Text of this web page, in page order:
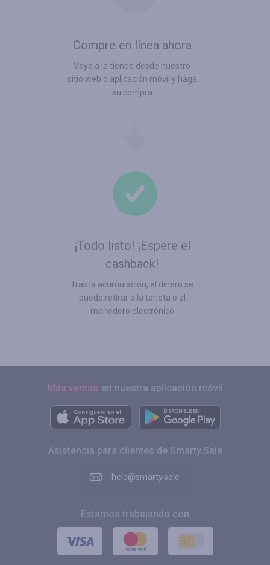
Compre en línea ahora
Vaya a la tienda desde nuestro
sitio web o aplicación móvil y haga
su compra
¡Todo listo! ¡Espere el
cashback!
Tras la acumulación, el dinero se
puede retirar a la tarjeta o al
monedero electrónico
Más ventas en nuestra aplicación móvil
Asistencia para clientes de Smarty.Sale
help@smarty.sale
Estamos trabajando con